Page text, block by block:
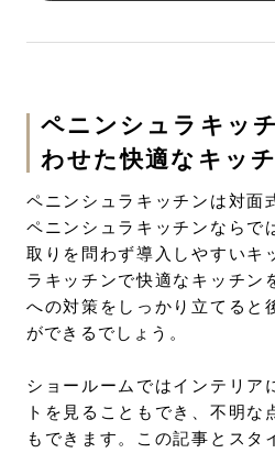
ペニンシュラキッ
わせた快適なキッ
ペニンシュラキッチンは対面
ペニンシュラキッチンならで
取りを問わず導入しやすいキ
ラキッチンで快適なキッチン
への対策をしっかり立てると
ができるでしょう。
ショールームではインテリア
トを見ることもでき、不明な
もできます。この記事とスタ